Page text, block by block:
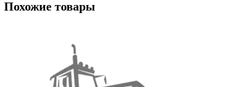
Похожие товары